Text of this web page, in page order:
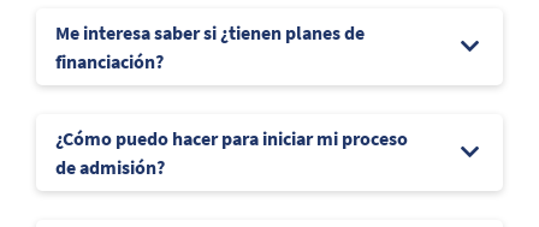
Me interesa saber si ¿tienen planes de
financiación?
¿Cómo puedo hacer para iniciar mi proceso
de admisión?